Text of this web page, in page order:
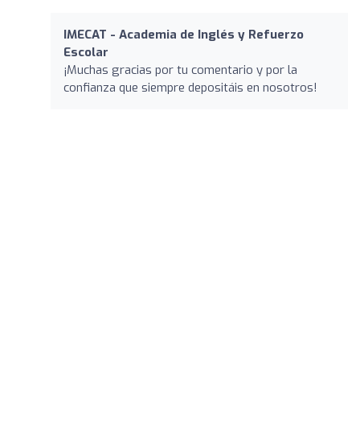
IMECAT - Academia de Inglés y Refuerzo
Escolar
¡Muchas gracias por tu comentario y por la
confianza que siempre depositáis en nosotros!